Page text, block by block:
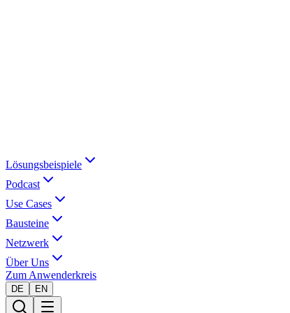
Lösungsbeispiele
Podcast
Use Cases
Bausteine
Netzwerk
Über Uns
Zum Anwenderkreis
DE EN